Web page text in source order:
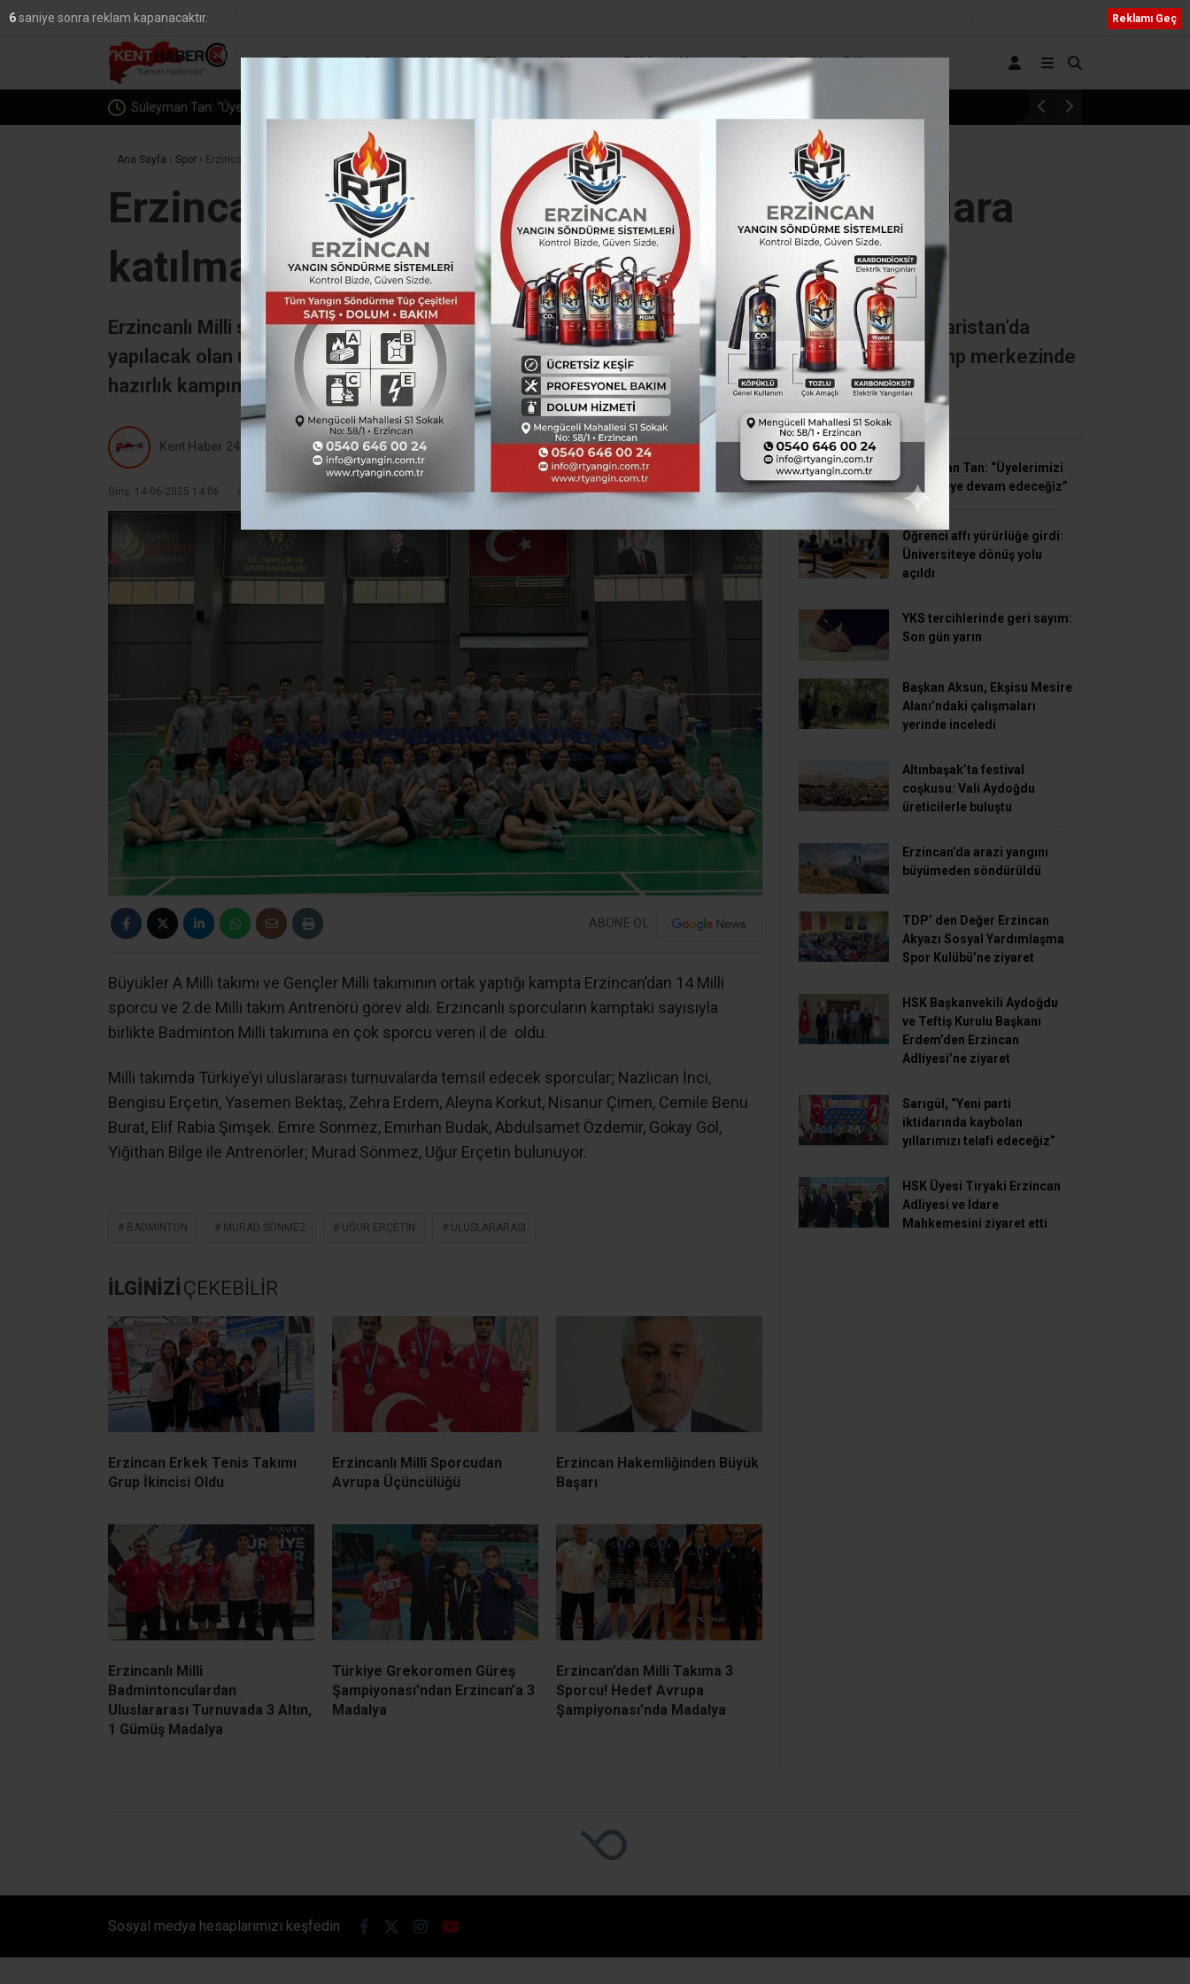
YAZARLAR
Erzincan Güncel Asayiş Ekonomi Siyaset Eğitim Yaşam Spor Sağlık Diğer
Tan: “Üyelerimizi dinlemeye devam edeceğiz” Öğrenci affı yürürlüğe girdi: Üniversiteye dönüş yolu açıldı
Ana Sayfa › Spor › Erzincanlı badmintoncular uluslararası maçlara katılmak için kampa girdi
Erzincanlı badmintoncular uluslararası maçlara
katılmak için kampa girdi
Erzincanlı Milli sporcular Badminton federasyonunun programında yer alan İtalya, Çekya ve Bulgaristan’da
yapılacak olan uluslar arası turnuvalara katılmak için Ankara’da Badminton Olimpiyat Hazırlık Kamp merkezinde
hazırlık kampına katıldılar.
Kent Haber 24 TÜM YAZILARI
Giriş: 14-06-2025 14:06 Güncelleme: 14-06-2025 14:06 Kaynak: Hasan Çakmak Spor
ABONE OL
Büyükler A Milli takımı ve Gençler Milli takımının ortak yaptığı kampta Erzincan’dan 14 Milli
sporcu ve 2.de Milli takım Antrenörü görev aldı. Erzincanlı sporcuların kamptaki sayısıyla
birlikte Badminton Milli takımına en çok sporcu veren il de oldu.
Milli takımda Türkiye’yi uluslararası turnuvalarda temsil edecek sporcular; Nazlıcan İnci,
Bengisu Erçetin, Yasemen Bektaş, Zehra Erdem, Aleyna Korkut, Nisanur Çimen, Cemile Benu
Burat, Elif Rabia Şimşek. Emre Sönmez, Emirhan Budak, Abdulsamet Özdemir, Gökay Göl,
Yiğithan Bilge ile Antrenörler; Murad Sönmez, Uğur Erçetin bulunuyor.
BADMINTON MURAD SÖNMEZ UĞUR ERÇETIN ULUSLARARASI
İLGİNİZİ ÇEKEBİLİR
Erzincan Erkek Tenis Takımı
Grup İkincisi Oldu
Erzincanlı Millî Sporcudan
Avrupa Üçüncülüğü
Erzincan Hakemliğinden Büyük
Başarı
Erzincanlı Milli
Badmintonculardan
Uluslararası Turnuvada 3 Altın,
1 Gümüş Madalya
Türkiye Grekoromen Güreş
Şampiyonası’ndan Erzincan’a 3
Madalya
Erzincan’dan Milli Takıma 3
Sporcu! Hedef Avrupa
Şampiyonası’nda Madalya
SON HABERLER
Süleyman Tan: “Üyelerimizi
dinlemeye devam edeceğiz”
Öğrenci affı yürürlüğe girdi:
Üniversiteye dönüş yolu
açıldı
YKS tercihlerinde geri sayım:
Son gün yarın
Başkan Aksun, Ekşisu Mesire
Alanı’ndaki çalışmaları
yerinde inceledi
Altınbaşak’ta festival
coşkusu: Vali Aydoğdu
üreticilerle buluştu
Erzincan’da arazi yangını
büyümeden söndürüldü
TDP’ den Değer Erzincan
Akyazı Sosyal Yardımlaşma
Spor Kulübü’ne ziyaret
HSK Başkanvekili Aydoğdu
ve Teftiş Kurulu Başkanı
Erdem’den Erzincan
Adliyesi’ne ziyaret
Sarıgül, “Yeni parti
iktidarında kaybolan
yıllarımızı telafi edeceğiz”
HSK Üyesi Tiryaki Erzincan
Adliyesi ve İdare
Mahkemesini ziyaret etti
5saniye sonra reklam kapanacaktır. Reklamı Geç
Sosyal medya hesaplarımızı keşfedin